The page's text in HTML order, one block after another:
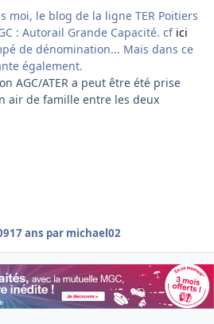
moi, le blog de la ligne TER Poitiers
: Autorail Grande Capacité. cf ici
de dénomination... Mais dans ce
également.
AGC/ATER a peut être été prise
air de famille entre les deux
17 ans par michael02